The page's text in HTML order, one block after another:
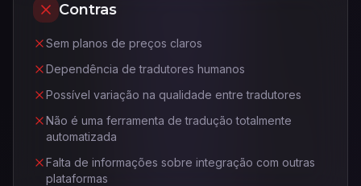
Contras
Sem planos de preços claros
Dependência de tradutores humanos
Possível variação na qualidade entre tradutores
Não é uma ferramenta de tradução totalmente
automatizada
Falta de informações sobre integração com outras
plataformas